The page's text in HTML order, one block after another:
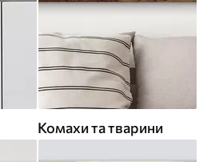
Комахи та тварини